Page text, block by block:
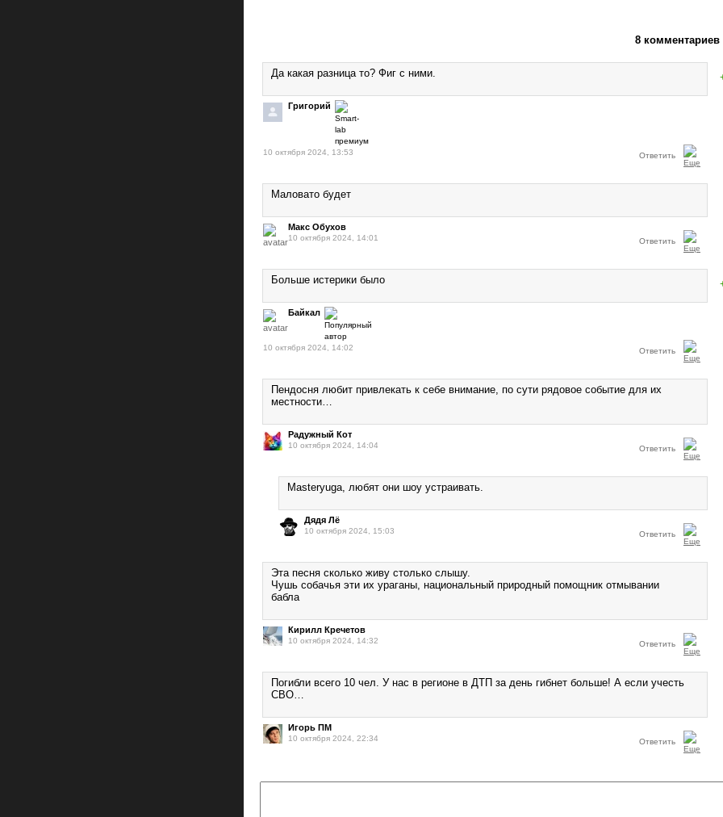
8 комментариев
Да какая разница то? Фиг с ними.
Григорий
10 октября 2024, 13:53 Ответить
Маловато будет
Макс Обухов
10 октября 2024, 14:01 Ответить
Больше истерики было
Байкал
10 октября 2024, 14:02 Ответить
Пендосня любит привлекать к себе внимание, по сути рядовое событие для их
местности…
Радужный Кот
10 октября 2024, 14:04 Ответить
Masteryuga, любят они шоу устраивать.
Дядя Лё
10 октября 2024, 15:03 Ответить
Эта песня сколько живу столько слышу.
Чушь собачья эти их ураганы, национальный природный помощник отмывании
бабла
Кирилл Кречетов
10 октября 2024, 14:32 Ответить
Погибли всего 10 чел. У нас в регионе в ДТП за день гибнет больше! А если учесть
СВО…
Игорь ПМ
10 октября 2024, 22:34 Ответить